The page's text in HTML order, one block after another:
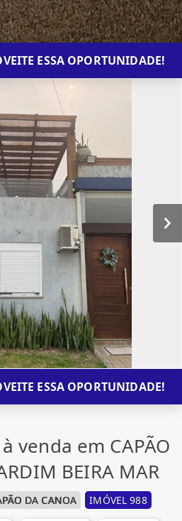
ESSA OPORTUNIDADE!
ESSA OPORTUNIDADE!
venda em CAPÃO
BEIRA MAR
DA CANOA IMÓVEL 988